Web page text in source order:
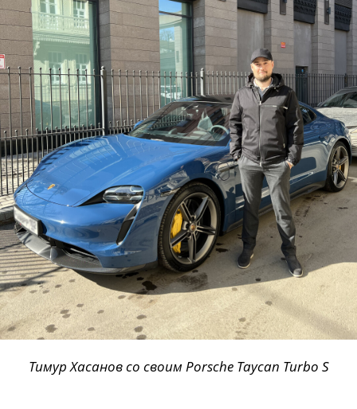
Тимур Хасанов со своим Porsche Taycan Turbo S